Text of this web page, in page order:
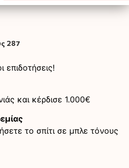
287
επιδοτήσεις!
και κέρδισε 1.000€
το σπίτι σε μπλε τόνους